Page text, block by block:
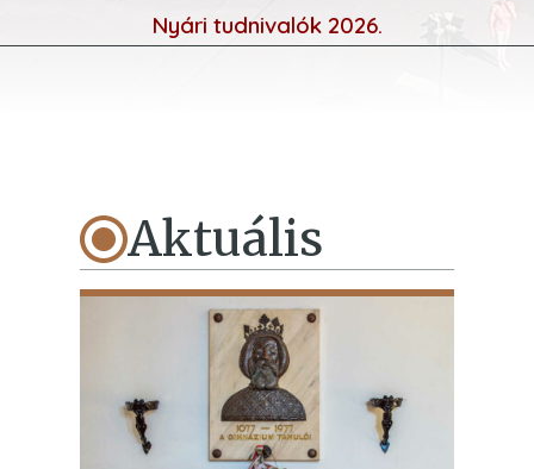
Nyári tudnivalók 2026.
Aktuális